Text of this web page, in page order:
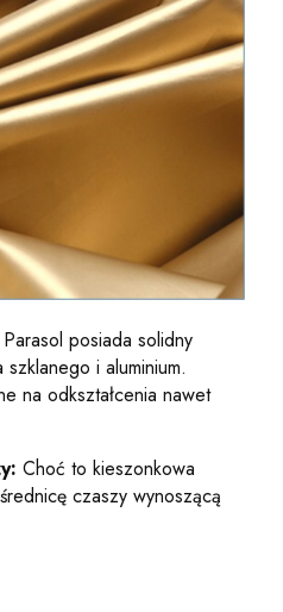
Parasol posiada solidny
i aluminium.
na odkształcenia nawet
Choć to kieszonkowa
czaszy wynoszącą